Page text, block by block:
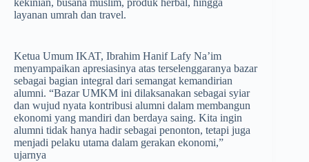
kekinian, busana muslim, produk herbal, hingga
layanan umrah dan travel.
Ketua Umum IKAT, Ibrahim Hanif Lafy Na’im
menyampaikan apresiasinya atas terselenggaranya bazar
sebagai bagian integral dari semangat kemandirian
alumni. “Bazar UMKM ini dilaksanakan sebagai syiar
dan wujud nyata kontribusi alumni dalam membangun
ekonomi yang mandiri dan berdaya saing. Kita ingin
alumni tidak hanya hadir sebagai penonton, tetapi juga
menjadi pelaku utama dalam gerakan ekonomi,”
ujarnya